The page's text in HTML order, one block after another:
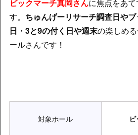
ビックマーチ真岡さんに焦点をあ
す。 ちゅんげーリサーチ調査日や
日・3と9の付く日や週末の楽しめ
ールさんです！
対象ホール